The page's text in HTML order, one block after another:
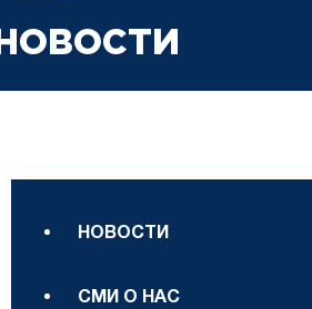
НОВОСТИ
НОВОСТИ
СМИ О НАС